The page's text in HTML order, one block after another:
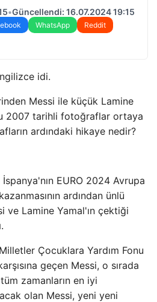
•Güncellendi: 16.07.2024 19:15
WhatsApp
Reddit
idi.
Messi ile küçük Lamine
2007 tarihli fotoğraflar ortaya
ardındaki hikaye nedir?
EURO 2024 Avrupa
ardından ünlü
ve Lamine Yamal'ın çektiği
Çocuklara Yardım Fonu
geçen Messi, o sırada
zamanların en iyi
olan Messi, yeni yeni